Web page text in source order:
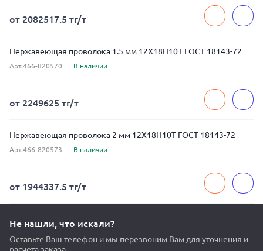
от 2082517.5 тг/т
Нержавеющая проволока 1.5 мм 12Х18Н10Т ГОСТ 18143-72
Арт.466-820570 В наличии
от 2249625 тг/т
Нержавеющая проволока 2 мм 12Х18Н10Т ГОСТ 18143-72
Арт.466-820573 В наличии
от 1944337.5 тг/т
Не нашли, что искали?
Оставьте Ваш телефон и мы перезвоним Вам для уточнения и